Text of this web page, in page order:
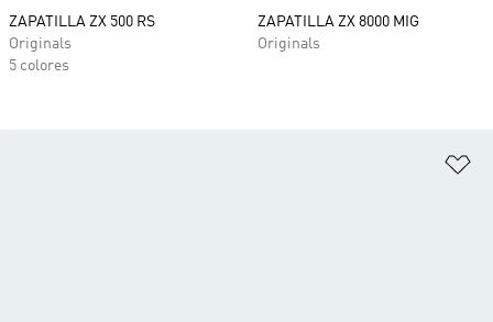
ZAPATILLA ZX 500 RS
Originals
5 colores
ZAPATILLA ZX 8000 MIG
Originals